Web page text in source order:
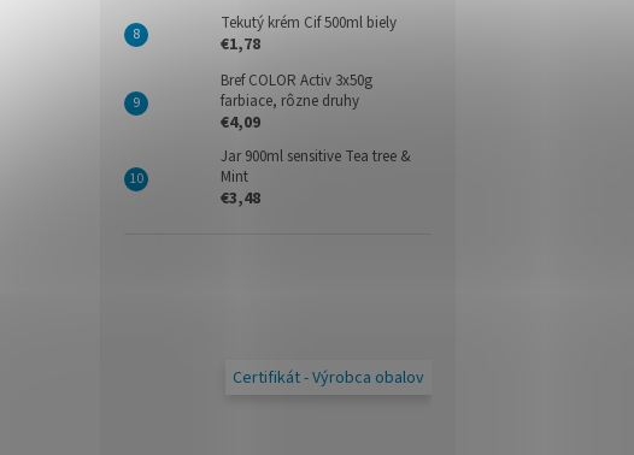
Tekutý krém Cif 500ml biely
€1,78
Bref COLOR Activ 3x50g
farbiace, rôzne druhy
€4,09
Jar 900ml sensitive Tea tree &
Mint
€3,48
Certifikát - Výrobca obalov